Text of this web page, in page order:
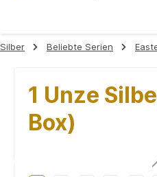
Silber Beliebte Serien
1 Unze
Box)